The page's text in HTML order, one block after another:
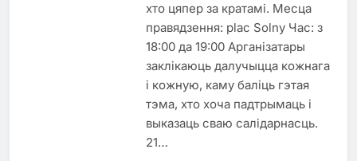
хто цяпер за кратамі. Месца
правядзення: plac Solny Час: з
18:00 да 19:00 Арганізатары
заклікаюць далучыцца кожнага
і кожную, каму баліць гэтая
тэма, хто хоча падтрымаць і
выказаць сваю салідарнасць.
21…